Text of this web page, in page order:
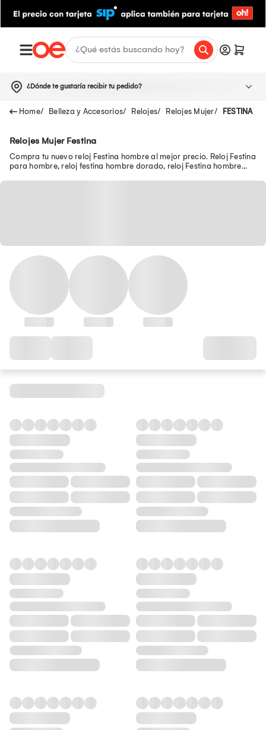
¿Dónde te gustaría recibir tu pedido?
Belleza y Accesorios Relojes Relojes Mujer FESTINA
Relojes Mujer Festina
Compra tu nuevo reloj Festina hombre al mejor precio. Reloj Festina
para hombre, reloj festina hombre dorado, reloj Festina hombre